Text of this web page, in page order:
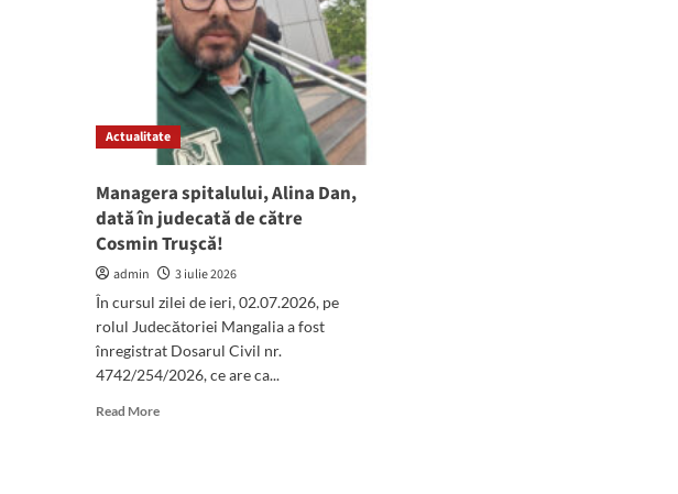
Actualitate
Managera spitalului, Alina Dan,
dată în judecată de către
Cosmin Truşcă!
admin
3 iulie 2026
În cursul zilei de ieri, 02.07.2026, pe
rolul Judecătoriei Mangalia a fost
înregistrat Dosarul Civil nr.
4742/254/2026, ce are ca...
Read MoreRead